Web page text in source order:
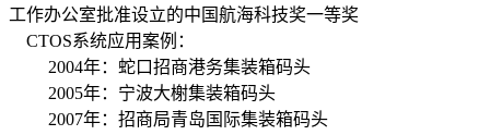
工作办公室批准设立的中国航海科技奖一等奖
CTOS系统应用案例：
2004年：蛇口招商港务集装箱码头
2005年：宁波大榭集装箱码头
2007年：招商局青岛国际集装箱码头